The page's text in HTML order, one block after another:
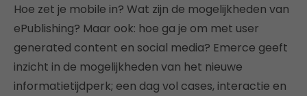
Hoe zet je mobile in? Wat zijn de mogelijkheden van
ePublishing? Maar ook: hoe ga je om met user
generated content en social media? Emerce geeft
inzicht in de mogelijkheden van het nieuwe
informatietijdperk; een dag vol cases, interactie en